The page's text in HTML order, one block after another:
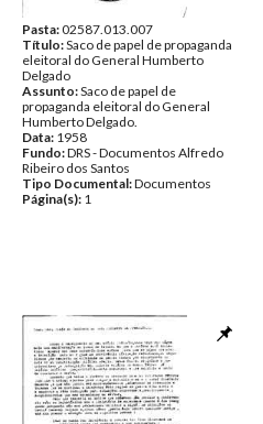
Pasta:02587.013.007
Título:Saco de papel de propaganda
eleitoral do General Humberto
Delgado
Assunto:Saco de papel de
propaganda eleitoral do General
Humberto Delgado.
Data: 1958
Fundo:DRS - Documentos Alfredo
Ribeiro dos Santos
Tipo Documental:Documentos
Página(s): 1